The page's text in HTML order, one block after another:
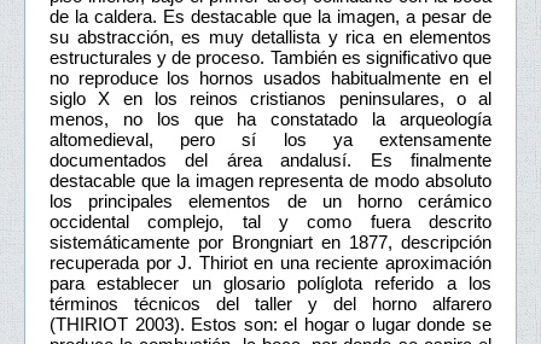
de la caldera. Es destacable que la imagen, a pesar de
su abstracción, es muy detallista y rica en elementos
estructurales y de proceso. También es significativo que
no reproduce los hornos usados habitualmente en el
siglo X en los reinos cristianos peninsulares, o al
menos, no los que ha constatado la arqueología
altomedieval, pero sí los ya extensamente
documentados del área andalusí. Es finalmente
destacable que la imagen representa de modo absoluto
los principales elementos de un horno cerámico
occidental complejo, tal y como fuera descrito
sistemáticamente por Brongniart en 1877, descripción
recuperada por J. Thiriot en una reciente aproximación
para establecer un glosario políglota referido a los
términos técnicos del taller y del horno alfarero
(THIRIOT 2003). Estos son: el hogar o lugar donde se